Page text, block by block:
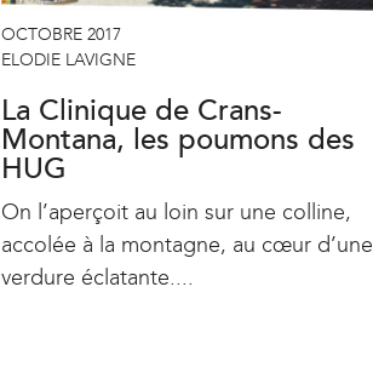
OCTOBRE 2017
ELODIE LAVIGNE
La Clinique de Crans-
Montana, les poumons des
HUG
On l’aperçoit au loin sur une colline,
accolée à la montagne, au cœur d’une
verdure éclatante....